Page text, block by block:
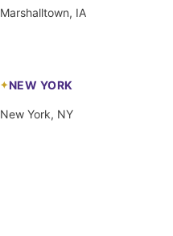
Marshalltown, IA
NEW YORK
New York, NY